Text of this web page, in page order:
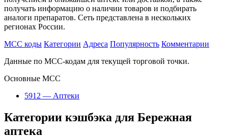
получать информацию о наличии товаров и подбирать
аналоги препаратов. Сеть представлена в нескольких
регионах России.
MCC коды Категории Адреса Популярность Комментарии
Данные по MCC-кодам для текущей торговой точки.
Основные MCC
5912 — Аптеки
Категории кэшбэка для Бережная
аптека